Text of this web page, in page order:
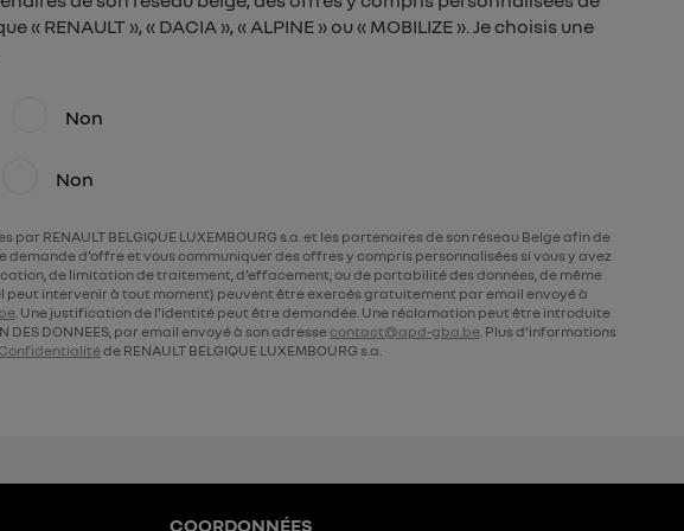
RENAULT », « DACIA », « ALPINE » ou « MOBILIZE ». Je choisis une
Non
Non
RENAULT BELGIQUE LUXEMBOURG s.a. et les partenaires de son réseau Belge afin de
d’offre et vous communiquer des offres y compris personnalisées si vous y avez
de limitation de traitement, d’effacement, ou de portabilité des données, de même
peut intervenir à tout moment) peuvent être exercés gratuitement par email envoyé à
. Une justification de l’identité peut être demandée. Une réclamation peut être introduite
DES DONNEES, par email envoyé à son adresse contact@apd-gba.be. Plus d’informations
de RENAULT BELGIQUE LUXEMBOURG s.a.
COORDONNÉES